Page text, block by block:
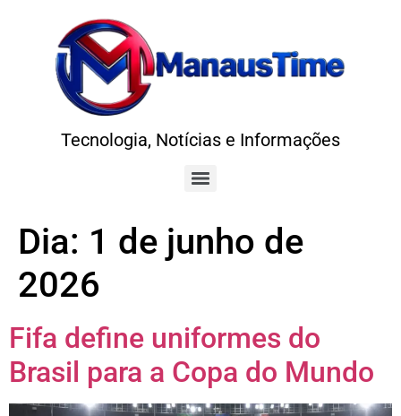
Tecnologia, Notícias e Informações
Dia: 1 de junho de
2026
Fifa define uniformes do
Brasil para a Copa do Mundo